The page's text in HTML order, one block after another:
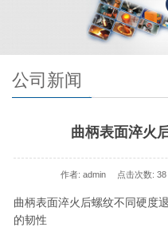
公司新闻
曲柄表面淬火
作者: admin 点击次数: 38
曲柄表面淬火后螺纹不同硬度
的韧性